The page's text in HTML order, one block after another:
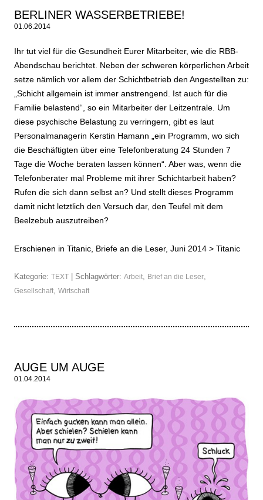
BERLINER WASSERBETRIEBE!
01.06.2014
Ihr tut viel für die Gesundheit Eurer Mitarbeiter, wie die RBB-
Abendschau berichtet. Neben der schweren körperlichen Arbeit
setze nämlich vor allem der Schichtbetrieb den Angestellten zu:
„Schicht allgemein ist immer anstrengend. Ist auch für die
Familie belastend“, so ein Mitarbeiter der Leitzentrale. Um
diese psychische Belastung zu verringern, gibt es laut
Personalmanagerin Kerstin Hamann „ein Programm, wo sich
die Beschäftigten über eine Telefonberatung 24 Stunden 7
Tage die Woche beraten lassen können“. Aber was, wenn die
Telefonberater mal Probleme mit ihrer Schichtarbeit haben?
Rufen die sich dann selbst an? Und stellt dieses Programm
damit nicht letztlich den Versuch dar, den Teufel mit dem
Beelzebub auszutreiben?
Erschienen in Titanic, Briefe an die Leser, Juni 2014 > Titanic
Kategorie: TEXT | Schlagwörter: Arbeit Brief an die Leser
Gesellschaft Wirtschaft
AUGE UM AUGE
01.04.2014